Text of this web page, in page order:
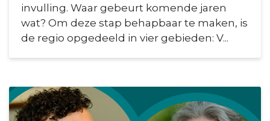
invulling. Waar gebeurt komende jaren
wat? Om deze stap behapbaar te maken, is
de regio opgedeeld in vier gebieden: V...